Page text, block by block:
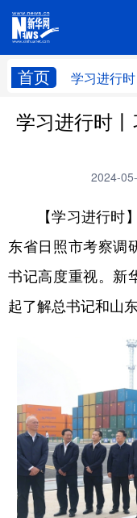
首页 学习进行时
学习进行时
科技
文化
乡
城市
彩票
公益 一
学习进行时
2024-
【学习进行时
东省日照市考察调
书记高度重视。新
起了解总书记和山